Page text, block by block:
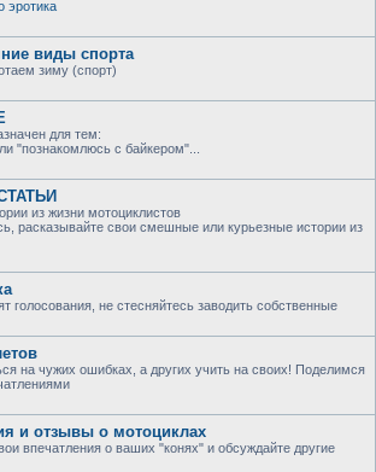
эротика
виды спорта
зиму (спорт)
для тем:
"познакомлюсь с байкером"...
из жизни мотоциклистов
расказывайте свои смешные или курьезные истории из
голосования, не стесняйтесь заводить собственные
на чужих ошибках, а других учить на своих! Поделимся
и отзывы о мотоциклах
впечатления о ваших "конях" и обсуждайте другие